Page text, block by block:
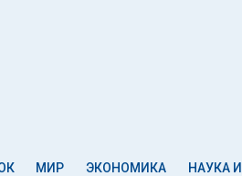
МИР ЭКОНОМИКА НАУКА